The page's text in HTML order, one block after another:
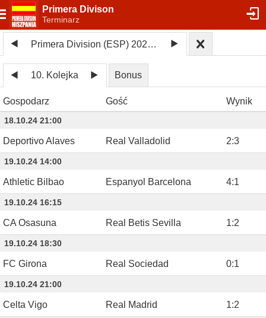
Primera Divison
Terminarz
Primera Division (ESP) 2024/25
10. Kolejka Bonus
Gospodarz Gość Wynik
18.10.24 21:00
Deportivo Alaves Real Valladolid 2:3
19.10.24 14:00
Athletic Bilbao Espanyol Barcelona 4:1
19.10.24 16:15
CA Osasuna Real Betis Sevilla 1:2
19.10.24 18:30
FC Girona Real Sociedad 0:1
19.10.24 21:00
Celta Vigo Real Madrid 1:2